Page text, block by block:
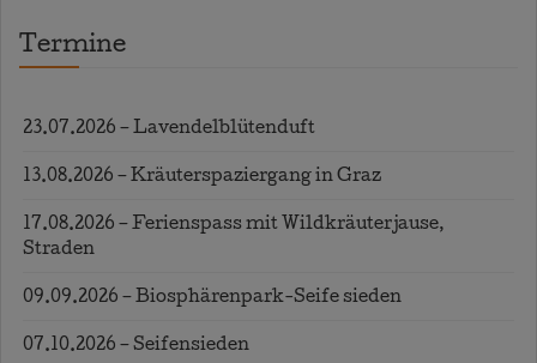
Termine
23.07.2026 – Lavendelblütenduft
13.08.2026 – Kräuterspaziergang in Graz
17.08.2026 – Ferienspass mit Wildkräuterjause,
Straden
09.09.2026 – Biosphärenpark-Seife sieden
07.10.2026 – Seifensieden